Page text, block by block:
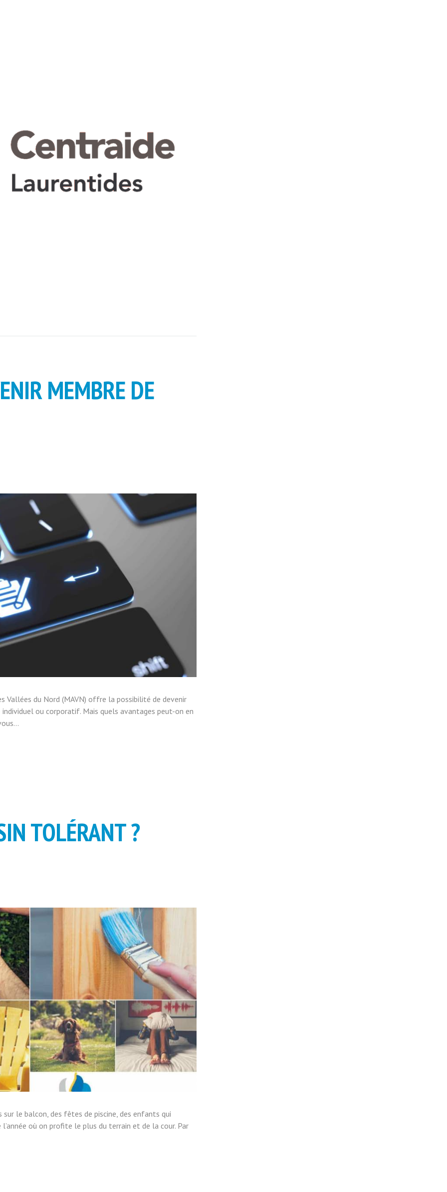
MEMBRE DE
Vallées du Nord (MAVN) offre la possibilité de devenir
ou corporatif. Mais quels avantages peut-on en
TOLÉRANT ?
le balcon, des fêtes de piscine, des enfants qui
où on profite le plus du terrain et de la cour. Par